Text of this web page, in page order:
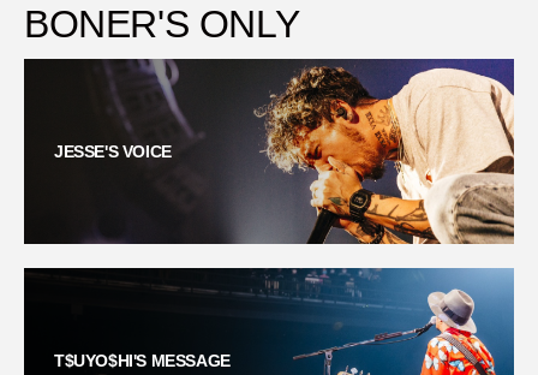
BONER'S ONLY
JESSE'S VOICE
T$UYO$HI'S MESSAGE